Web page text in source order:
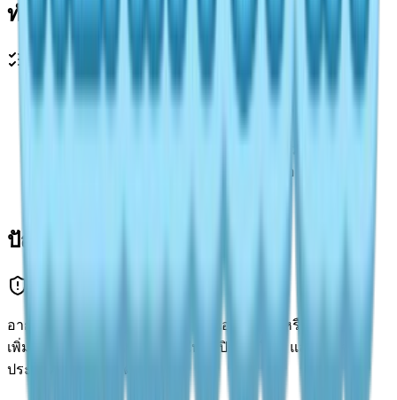
ทำไมยังไม่ผ่าน
คุณเข้าโหมดแก้ไขด้วยไอคอนดินสอแล้วหรือยัง
คุณกำลังแก้ไข Journal จริง ไม่ใช่แค่เปิดดู
คุณบันทึกและปิดเปิด Journal ใหม่แล้วหรือยัง
ปัญหาและบั๊กที่พบบ่อย
อาการที่พบบ่อยคือรูปสลับหน้า เลย์เอาต์เพี้ยน หรือไม่เห็นปุ่ม
เพิ่มรูป ลองเปลี่ยนหน้า บันทึกใหม่ เปิดเกมใหม่ และตรวจ
ประกาศอัปเดตล่าสุด